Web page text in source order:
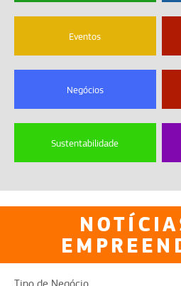
Eventos
Negócios
Sustentabilidade